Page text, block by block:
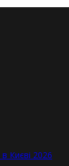
Києві 2026